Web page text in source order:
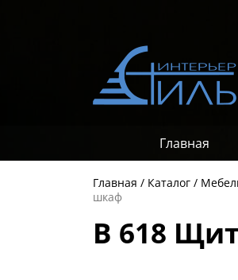
Главная
Главная Каталог
шкаф
В 618